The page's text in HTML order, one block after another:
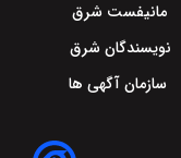
مانیفست شرق
نویسندگان شرق
سازمان آگهی ها